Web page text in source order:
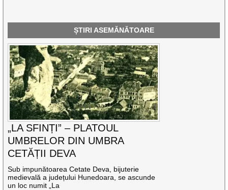
ȘTIRI ASEMĂNĂTOARE
„LA SFINȚI” – PLATOUL
UMBRELOR DIN UMBRA
CETĂȚII DEVA
Sub impunătoarea Cetate Deva, bijuterie
medievală a județului Hunedoara, se ascunde
un loc numit „La